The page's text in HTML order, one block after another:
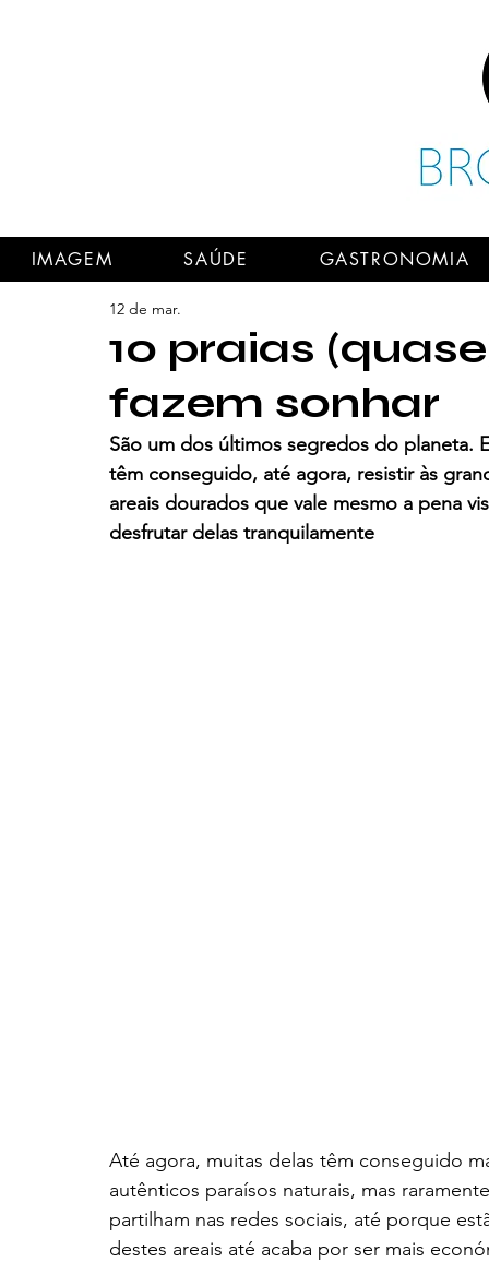
IMAGEM SAÚDE GASTRONOMIA
10 praias
fazem sonhar
12 de mar.
São um dos últimos segredos do planeta.
têm conseguido, até agora, resistir às
areais dourados que vale mesmo a pena
desfrutar delas tranquilamente
Até agora, muitas delas têm conseguido
autênticos paraísos naturais, mas
partilham nas redes sociais, até porque
destes areais até acaba por ser mais